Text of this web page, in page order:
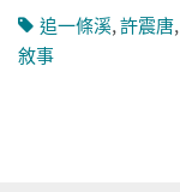
追一條溪,許震唐,
敘事